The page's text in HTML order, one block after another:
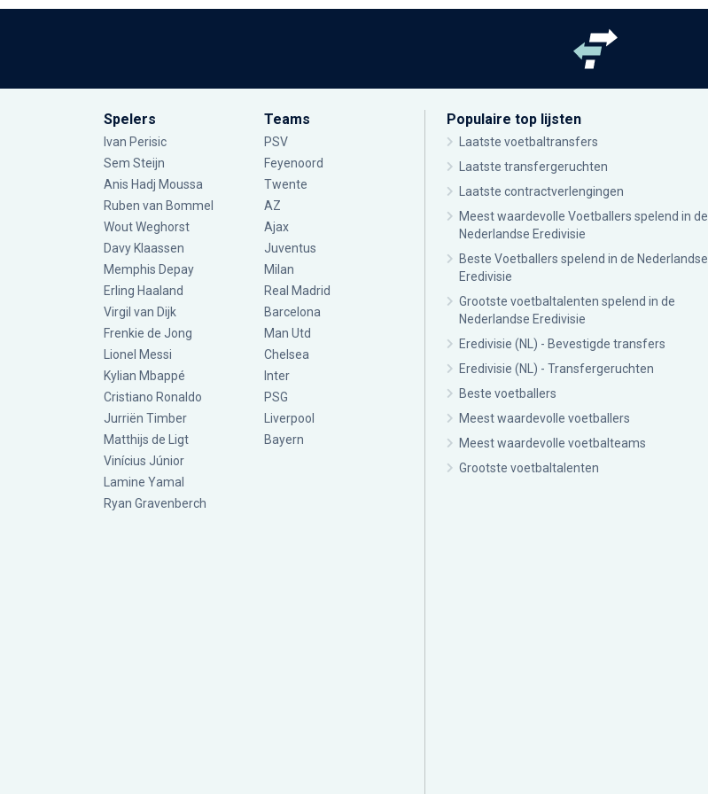
Spelers
Ivan Perisic
Sem Steijn
Anis Hadj Moussa
Ruben van Bommel
Wout Weghorst
Davy Klaassen
Memphis Depay
Erling Haaland
Virgil van Dijk
Frenkie de Jong
Lionel Messi
Kylian Mbappé
Cristiano Ronaldo
Jurriën Timber
Matthijs de Ligt
Vinícius Júnior
Lamine Yamal
Ryan Gravenberch
Teams
PSV
Feyenoord
Twente
AZ
Ajax
Juventus
Milan
Real Madrid
Barcelona
Man Utd
Chelsea
Inter
PSG
Liverpool
Bayern
Populaire top lijsten
Laatste voetbaltransfers
Laatste transfergeruchten
Laatste contractverlengingen
Meest waardevolle Voetballers spelend in de
Nederlandse Eredivisie
Beste Voetballers spelend in de Nederlandse
Eredivisie
Grootste voetbaltalenten spelend in de
Nederlandse Eredivisie
Eredivisie (NL) - Bevestigde transfers
Eredivisie (NL) - Transfergeruchten
Beste voetballers
Meest waardevolle voetballers
Meest waardevolle voetbalteams
Grootste voetbaltalenten